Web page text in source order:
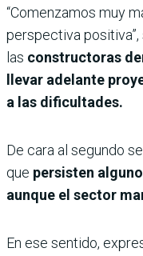
“Comenzamos muy
perspectiva
las constructoras
llevar adelante
a las dificultades.
De cara al segundo
que persisten
aunque el sector
En ese sentido,